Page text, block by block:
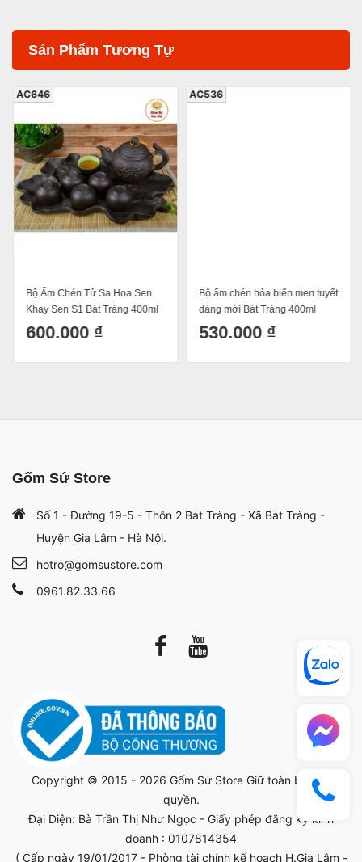
Sản Phẩm Tương Tự
Bộ Ấm Chén Tử Sa Hoa Sen
Khay Sen S1 Bát Tràng 400ml
600.000 ₫
AC646
Bộ ấm chén hỏa biến men tuyết
dáng mới Bát Tràng 400ml
530.000 ₫
AC536
Gốm Sứ Store
Số 1 - Đường 19-5 - Thôn 2 Bát Tràng - Xã Bát Tràng -
Huyện Gia Lâm - Hà Nội.
hotro@gomsustore.com
0961.82.33.66
Copyright © 2015 - 2026 Gốm Sứ StoreGiữ toàn bộ bản
quyền.
Đại Diện: Bà Trần Thị Như Ngọc - Giấy phép đăng ký kinh
doanh : 0107814354
( Cấp ngày 19/01/2017 - Phòng tài chính kế hoạch H.Gia Lâm -